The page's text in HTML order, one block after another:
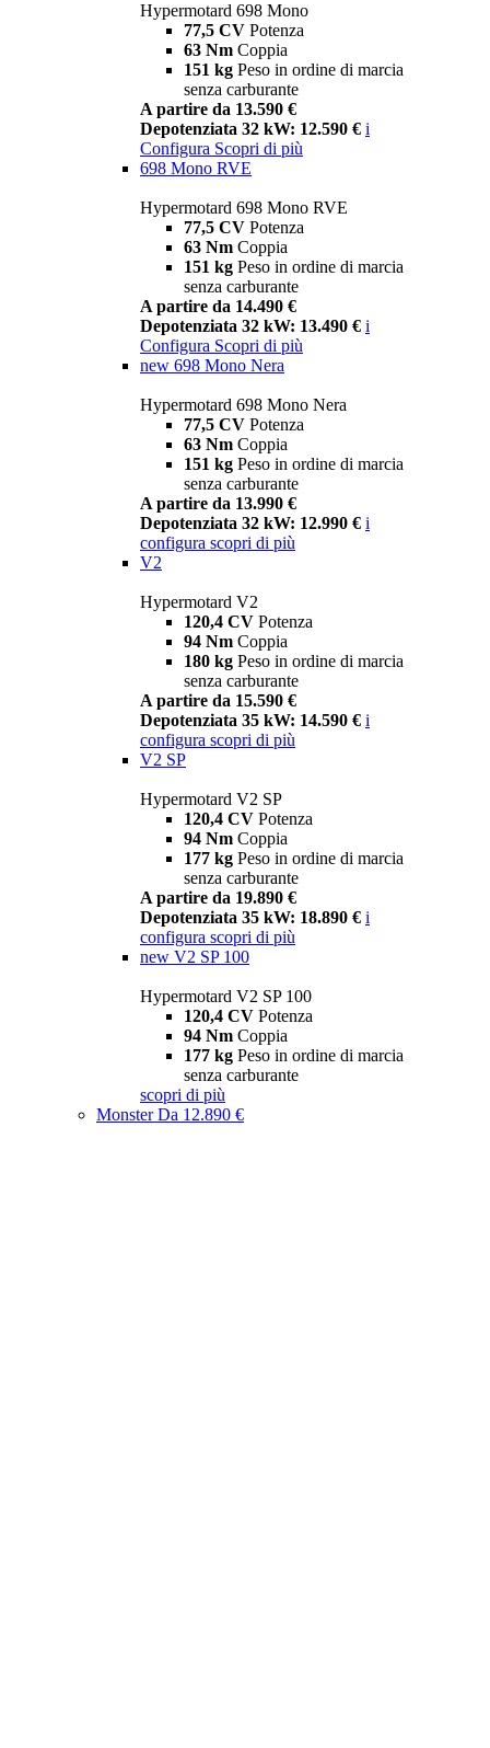
Hypermotard 698 Mono
77,5 CV Potenza
63 Nm Coppia
151 kg Peso in ordine di marcia
senza carburante
A partire da 13.590 €
Depotenziata 32 kW: 12.590 € i
Configura Scopri di più
698 Mono RVE
Hypermotard 698 Mono RVE
77,5 CV Potenza
63 Nm Coppia
151 kg Peso in ordine di marcia
senza carburante
A partire da 14.490 €
Depotenziata 32 kW: 13.490 € i
Configura Scopri di più
new 698 Mono Nera
Hypermotard 698 Mono Nera
77,5 CV Potenza
63 Nm Coppia
151 kg Peso in ordine di marcia
senza carburante
A partire da 13.990 €
Depotenziata 32 kW: 12.990 € i
configura scopri di più
V2
Hypermotard V2
120,4 CV Potenza
94 Nm Coppia
180 kg Peso in ordine di marcia
senza carburante
A partire da 15.590 €
Depotenziata 35 kW: 14.590 € i
configura scopri di più
V2 SP
Hypermotard V2 SP
120,4 CV Potenza
94 Nm Coppia
177 kg Peso in ordine di marcia
senza carburante
A partire da 19.890 €
Depotenziata 35 kW: 18.890 € i
configura scopri di più
new V2 SP 100
Hypermotard V2 SP 100
120,4 CV Potenza
94 Nm Coppia
177 kg Peso in ordine di marcia
senza carburante
scopri di più
MonsterDa 12.890 €